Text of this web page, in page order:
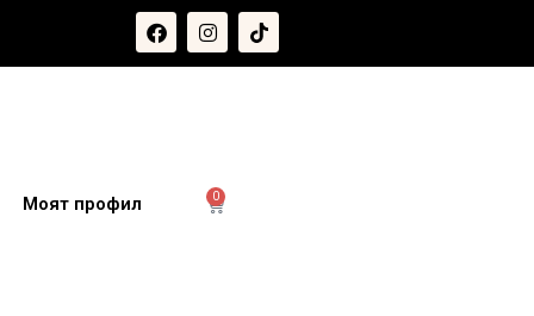
0
Моят профил